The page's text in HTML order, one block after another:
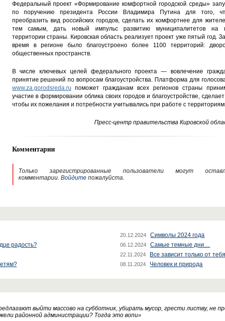
Федеральный проект «Формирование комфортной городской среды»
по поручению президента России Владимира Путина для того,
преобразить вид российских городов, сделать их комфортнее для
тем самым, дать новый импульс развитию муниципалитетов на
территории страны. Кировская область реализует проект уже пятый год.
время в регионе было благоустроено более 1100 территорий:
общественных пространств.
В числе ключевых целей федерального проекта — вовлечение
принятие решений по вопросам благоустройства. Платформа для
www.za.gorodsreda.ru поможет гражданам всех регионов страны
участие в формировании облика своих городов и благоустройстве, сделает
чтобы их пожелания и потребности учитывались при работе с
Пресс-центр правительства Кировской
Комментарии
Только зарегистрированные пользователи могут
комментарии. Войдитепожалуйста.
20.12.2024 Символы 2024 года
радость? 06.12.2024 Самые темные дни…
22.11.2024 Все зависит только от
08.11.2024 Человек и природа
выйти массово на субботник, убирать мусор, грести листву, не
районной администрации? Тогда это вопи»